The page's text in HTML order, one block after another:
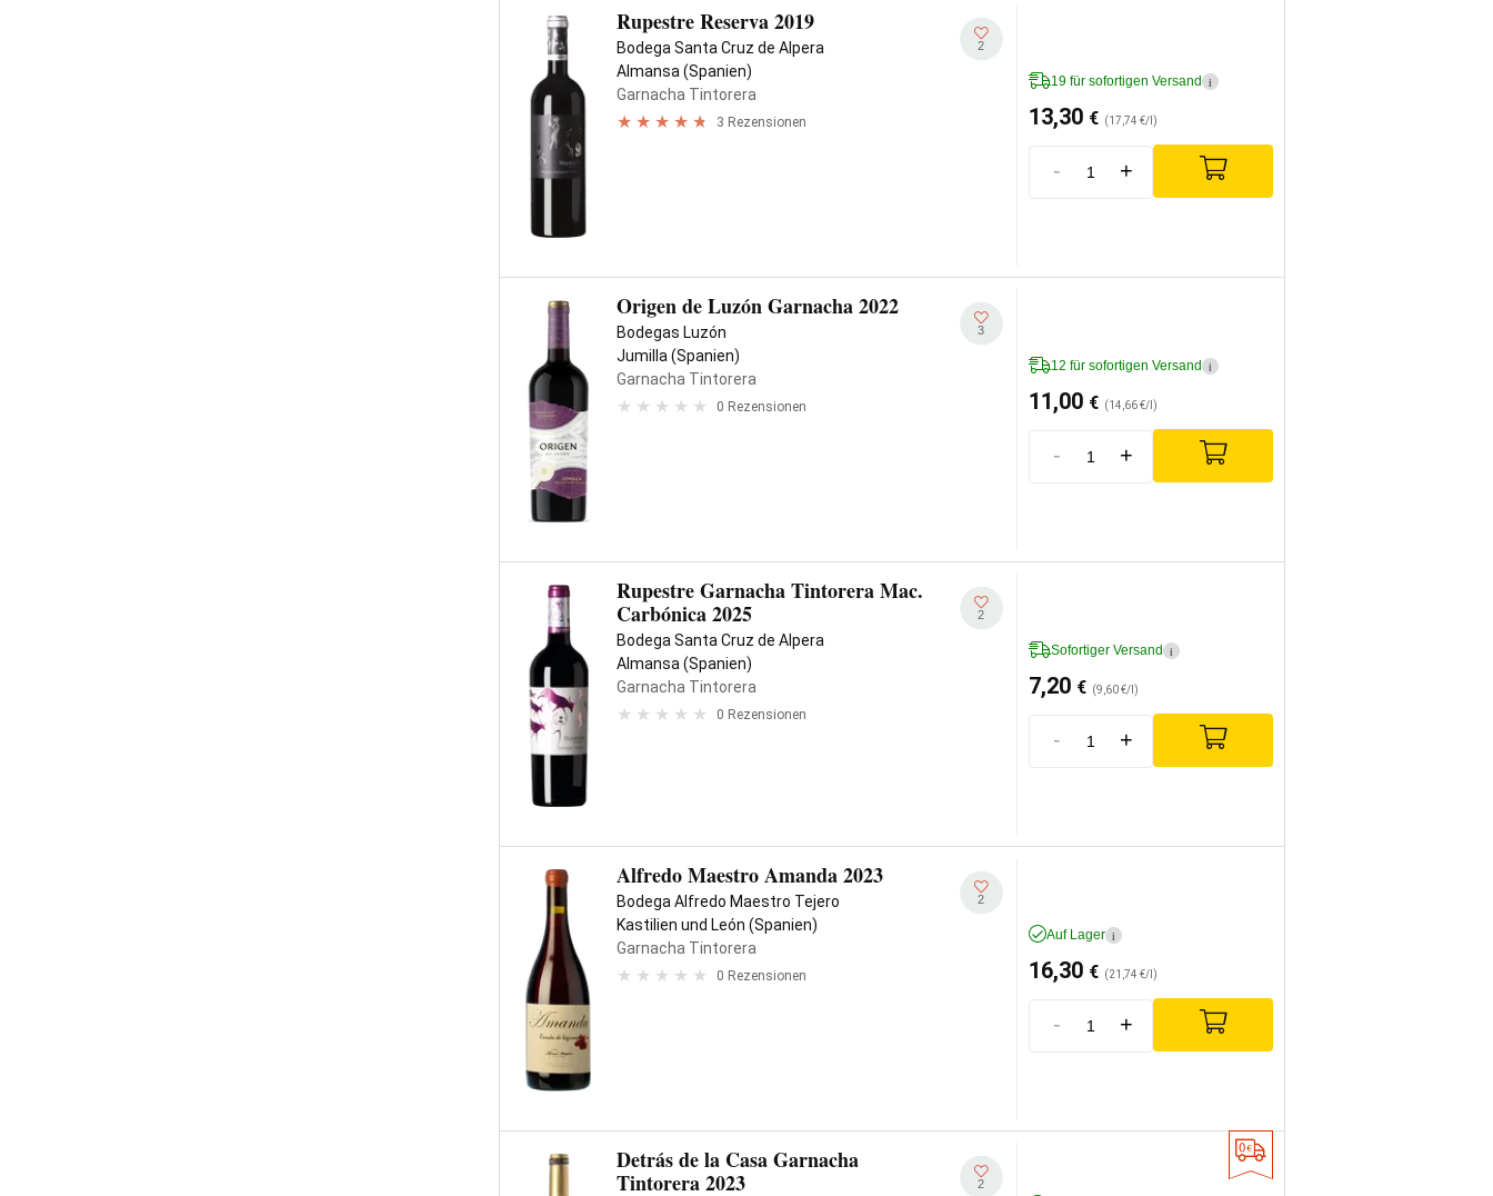
Rupestre Reserva 2019
Bodega Santa Cruz de Alpera
Almansa (Spanien)
Garnacha Tintorera
3 Rezensionen
2
19 für sofortigen Versand i
13,30 € (17,74 €/l)
- +
Origen de Luzón Garnacha 2022
Bodegas Luzón
Jumilla (Spanien)
Garnacha Tintorera
0 Rezensionen
3
12 für sofortigen Versand i
11,00 € (14,66 €/l)
- +
Rupestre Garnacha Tintorera Mac.
Carbónica 2025
Bodega Santa Cruz de Alpera
Almansa (Spanien)
Garnacha Tintorera
0 Rezensionen
2
Sofortiger Versand i
7,20 € (9,60 €/l)
- +
Alfredo Maestro Amanda 2023
Bodega Alfredo Maestro Tejero
Kastilien und León (Spanien)
Garnacha Tintorera
0 Rezensionen
2
Auf Lager i
16,30 € (21,74 €/l)
- +
Detrás de la Casa Garnacha
Tintorera 2023
2